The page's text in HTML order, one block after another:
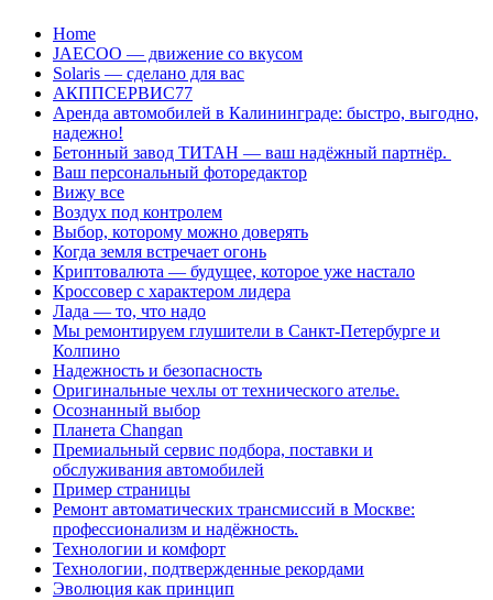
Перейти
содержанию
Home
JAECOO — движение со вкусом
Solaris — сделано для вас
АКППСЕРВИС77
Аренда автомобилей в Калининграде: быстро, выгодно,
надежно!
Бетонный завод ТИТАН — ваш надёжный партнёр.
Ваш персональный фоторедактор
Вижу все
Воздух под контролем
Выбор, которому можно доверять
Когда земля встречает огонь
Криптовалюта — будущее, которое уже настало
Кроссовер с характером лидера
Лада — то, что надо
Мы ремонтируем глушители в Санкт-Петербурге и
Колпино
Надежность и безопасность
Оригинальные чехлы от технического ателье.
Осознанный выбор
Планета Changan
Премиальный сервис подбора, поставки и
обслуживания автомобилей
Пример страницы
Ремонт автоматических трансмиссий в Москве:
профессионализм и надёжность.
Технологии и комфорт
Технологии, подтвержденные рекордами
Эволюция как принцип